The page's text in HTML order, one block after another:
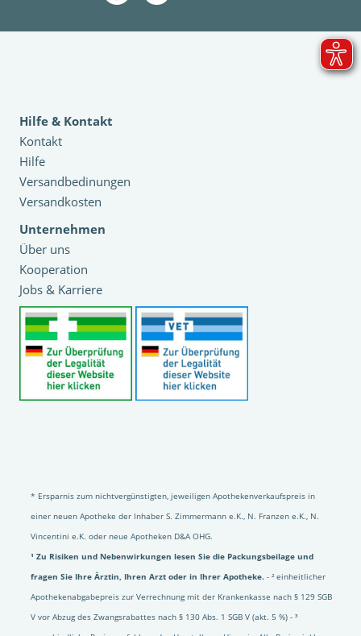
Hilfe & Kontakt
Kontakt
Hilfe
Versandbedinungen
Versandkosten
Unternehmen
Über uns
Kooperation
Jobs & Karriere
* Ersparnis zum nichtvergünstigten, jeweiligen Apothekenverkaufspreis in
einer neuen Apotheke der Inhaber S. Zimmermann e.K., N. Franzen e.K., N.
Vincentini e.K. oder neue Apotheken D&A OHG.
¹ Zu Risiken und Nebenwirkungen lesen Sie die Packungsbeilage und
fragen Sie Ihre Ärztin, Ihren Arzt oder in Ihrer Apotheke. - ² einheitlicher
Apothekenabgabepreis zur Verrechnung mit der Krankenkasse nach § 129 SGB
V vor Abzug des Zwangsrabattes nach § 130 Abs. 1 SGB V (akt. 5 %) - ³